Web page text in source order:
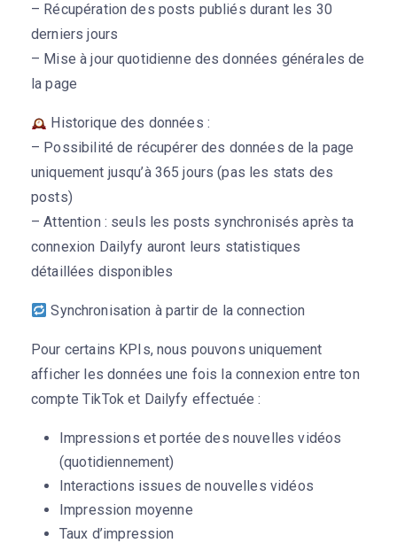
– Récupération des posts publiés durant les 30
derniers jours
– Mise à jour quotidienne des données générales de
la page
Historique des données :
– Possibilité de récupérer des données de la page
uniquement jusqu’à 365 jours (pas les stats des
posts)
– Attention : seuls les posts synchronisés après ta
connexion Dailyfy auront leurs statistiques
détaillées disponibles
Synchronisation à partir de la connection
Pour certains KPIs, nous pouvons uniquement
afficher les données une fois la connexion entre ton
compte TikTok et Dailyfy effectuée :
Impressions et portée des nouvelles vidéos
(quotidiennement)
Interactions issues de nouvelles vidéos
Impression moyenne
Taux d’impression